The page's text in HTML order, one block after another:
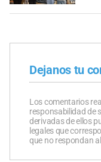
Dejanos tu
Los comentarios
responsabilidad de
derivadas de ellos
legales que
que no respondan